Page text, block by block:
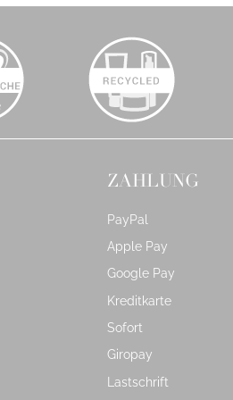
ZAHLUNG
PayPal
Apple Pay
Google Pay
Kreditkarte
Sofort
Giropay
Lastschrift